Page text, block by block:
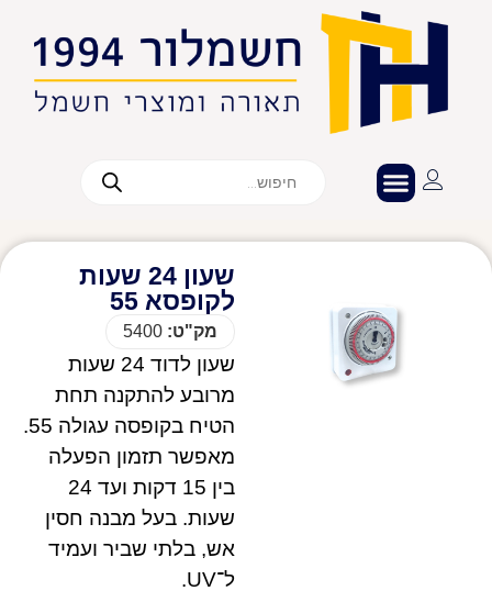
שעון 24 שעות
לקופסא 55
מק"ט: 5400
שעון לדוד 24 שעות
מרובע להתקנה תחת
הטיח בקופסה עגולה 55.
מאפשר תזמון הפעלה
בין 15 דקות ועד 24
שעות. בעל מבנה חסין
אש, בלתי שביר ועמיד
ל־UV.